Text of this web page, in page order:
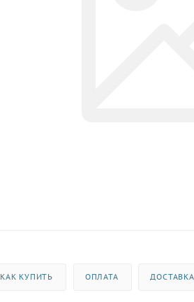
КАК КУПИТЬ ОПЛАТА ДОСТАВКА